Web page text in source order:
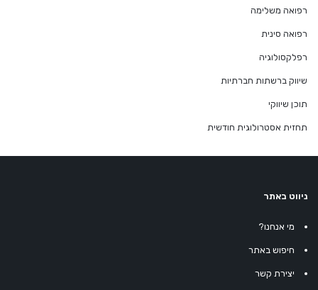
רפואה משלימה
רפואה סינית
רפלקסולוגיה
שיווק ברשתות חברתיות
תוכן שיווקי
תחזית אסטרולוגית חודשית
ניווט באתר
מי אנחנו?
חיפוש באתר
יצירת קשר